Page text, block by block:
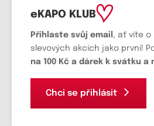
eKAPO KLUB
Přihlaste svůj email , ať víte o
slevových akcích jako první!
na 100 Kč a dárek k svátku a
Chci se přihlásit